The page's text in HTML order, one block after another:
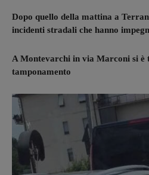
Dopo quello della mattina a
incidenti stradali che hanno
A Montevarchi in via Marconi si è
tamponamento